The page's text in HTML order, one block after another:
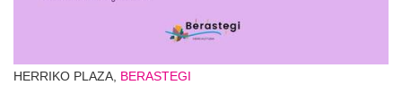
HERRIKO PLAZA, BERASTEGI